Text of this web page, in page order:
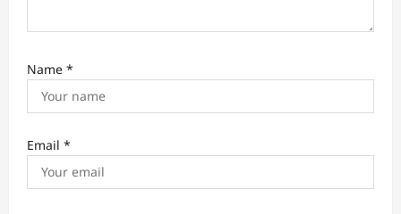
Name *
Email *